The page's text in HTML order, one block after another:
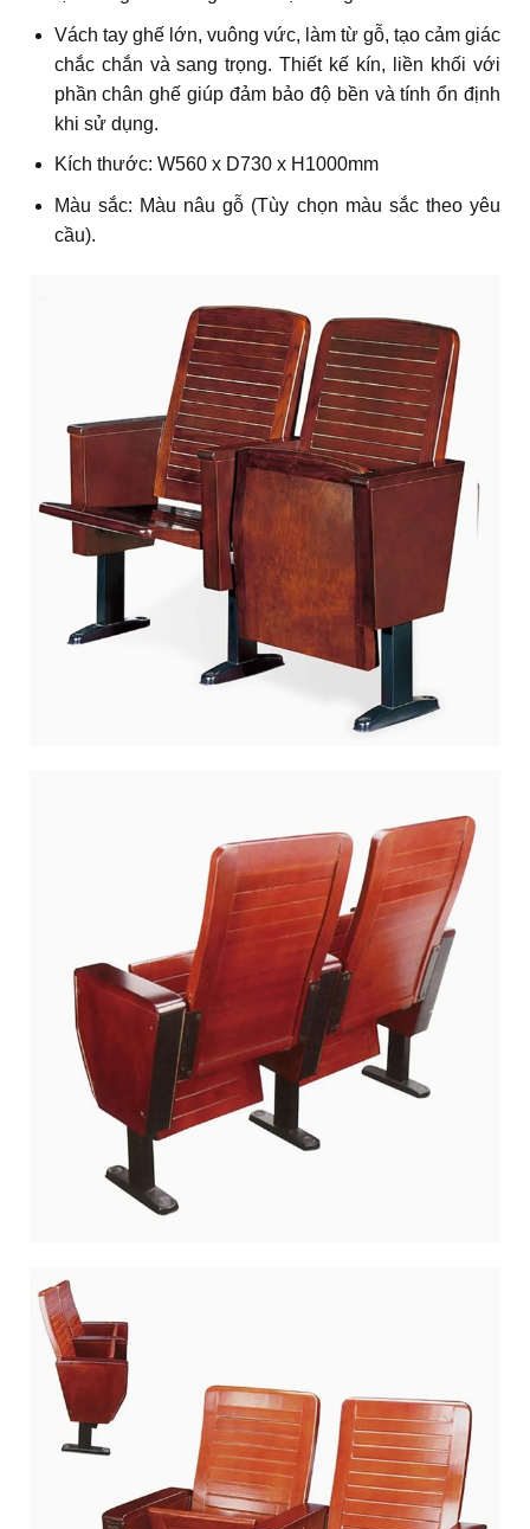
Vách tay ghế lớn, vuông vức, làm từ gỗ, tạo cảm giác
chắc chắn và sang trọng. Thiết kế kín, liền khối với
phần chân ghế giúp đảm bảo độ bền và tính ổn định
khi sử dụng.
Kích thước: W560 x D730 x H1000mm
Màu sắc: Màu nâu gỗ (Tùy chọn màu sắc theo yêu
cầu).